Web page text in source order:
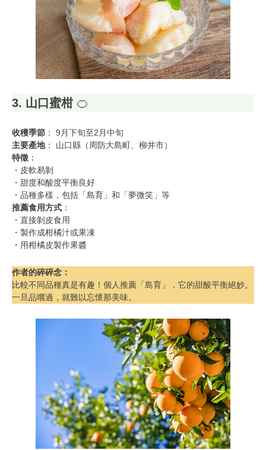
3. 山口蜜柑 🍊
收穫季節 ： 9月下旬至2月中旬
主要產地： 山口縣（周防大島町、柳井市）
特徵 ：
・皮軟易剝
・甜度和酸度平衡良好
・品種多樣，包括「島育」和「夢微笑」等
推薦食用方式 ：
・直接剝皮食用
・製作成柑橘汁或果凍
・用柑橘皮製作果醬
作者的碎碎念 ：
比較不同品種真是有趣！個人推薦「島育」，它的甜酸平衡絕妙。
一旦品嚐過，就難以忘懷那美味。